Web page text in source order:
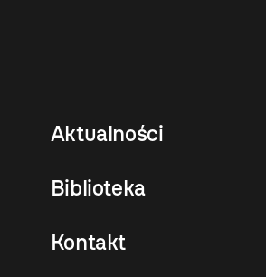
Aktualności
Biblioteka
Kontakt